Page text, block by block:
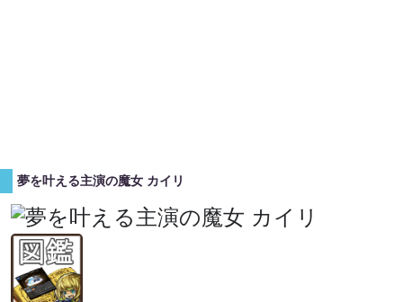
夢を叶える主演の魔女 カイリ